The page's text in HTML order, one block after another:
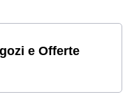
e Offerte